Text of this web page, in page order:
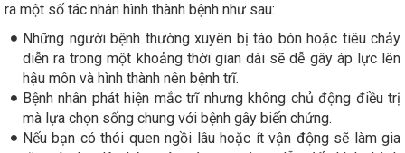
ra một số tác nhân hình thành bệnh như sau:
Những người bệnh thường xuyên bị táo bón hoặc tiêu chảy
diễn ra trong một khoảng thời gian dài sẽ dễ gây áp lực lên
hậu môn và hình thành nên bệnh trĩ.
Bệnh nhân phát hiện mắc trĩ nhưng không chủ động điều trị
mà lựa chọn sống chung với bệnh gây biến chứng.
Nếu bạn có thói quen ngồi lâu hoặc ít vận động sẽ làm gia